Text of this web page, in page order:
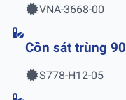
VNA-3668-00
Cồn sát trùng 90
S778-H12-05